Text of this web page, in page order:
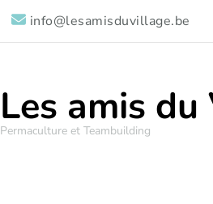
info@lesamisduvillage.be
Les amis
Permaculture et Teambuilding